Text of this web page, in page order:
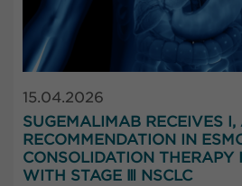
15.04.2026
SUGEMALIMAB RECEIVES I,
RECOMMENDATION IN
CONSOLIDATION THERAPY
WITH STAGE Ⅲ NSCLC